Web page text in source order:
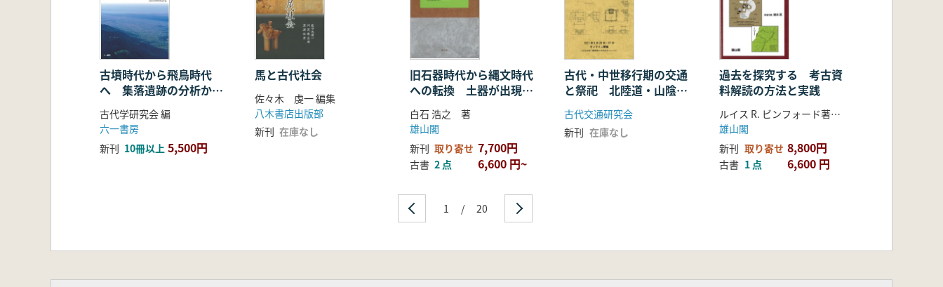
神之峰城再考―国人領主 知久氏本城の様相/河西 克造
美濃金山城の役割とその変遷/長沼 毅
合戦の記憶と変容―岐阜城の戦いを例として/内堀 信雄
美濃上石津における中世城郭の成立事情/中井 正幸
佐柿国吉城址史跡調査二〇年の軌跡/大野 康弘
江濃国境「長比城」の基礎的研究/太田 浩司
近江・西山城の再検討―縄張り研究と烽火(狼煙)台/髙田 徹
水走氏館跡の再検討/遠藤 啓輔
三木落城とその前夜-「赤佐左衛門尉宛秀吉書状」『反町文書』を基に/宮田 逸民
三木城の近代―本丸跡を事例として/金松 誠
富田城から米子城へ―吉川広家による拠城形成に関する検討/中森 祥
―大分県杵築市「国史跡杵築城跡」出土の瓦の同范をとおして/吉田 和彦
殿村から虚空蔵山城へ―信濃の・室町・戦国期の石積技術雑感/竹原 学 静岡市藁科川流域の駿府城石丁場/山本 宏司
古墳時代から飛鳥時代
へ 集落遺跡の分析から
みた社会変化
古代学研究会 編
六一書房
新刊 10冊以上 5,500円
馬と古代社会
佐々木 虔一 編集
八木書店出版部
新刊 在庫なし
旧石器時代から縄文時代
への転換 土器が出現す
る頃の文化変動
白石 浩之 著
雄山閣
新刊 取り寄せ 7,700円
古書 2 点 6,600 円~
古代・中世移行期の交通
と祭祀 北陸道・山陰道
の水上交通・陸上交通を
中心に
古代交通研究会
新刊 在庫なし
過去を探究する 考古資
料解読の方法と実践
ルイス R. ビンフォード著 植木 武 翻訳
雄山閣
新刊 取り寄せ 8,800円
古書 1 点 6,600 円
1 / 20